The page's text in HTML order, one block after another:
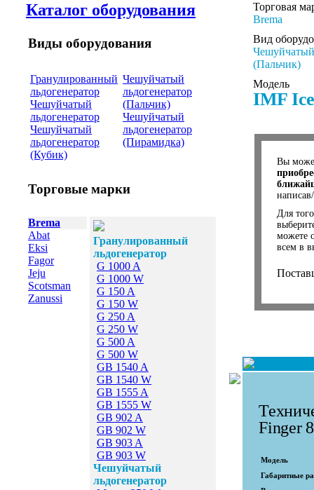
Каталог оборудования
Виды оборудования
Гранулированный
льдогенератор
Чешуйчатый
льдогенератор
Чешуйчатый
льдогенератор
(Кубик)
Чешуйчатый
льдогенератор
(Пальчик)
Чешуйчатый
льдогенератор
(Пирамидка)
Торговые марки
Brema
Abat
Eksi
Fagor
Jeju
Scotsman
Zanussi
Гранулированный
льдогенератор
G 1000 A
G 1000 W
G 150 A
G 150 W
G 250 A
G 250 W
G 500 A
G 500 W
GB 1540 A
GB 1540 W
GB 1555 A
GB 1555 W
GB 902 A
GB 902 W
GB 903 A
GB 903 W
Чешуйчатый
льдогенератор
Торговая
Brema
Вид
Чешуйчатый
(Пальчик)
Модель
IMF
Вы
Для
можете
всем в
Finger
Модель
Габаритные